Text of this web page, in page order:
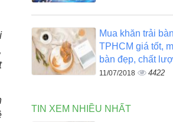
Mua khăn trải
TPHCM giá tốt,
bàn đẹp, chất
11/07/2018 4422
TIN XEM NHIỀU NHẤT